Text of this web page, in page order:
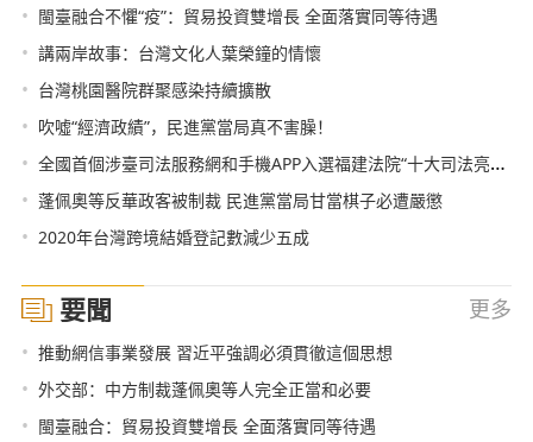
• 閩臺融合不懼“疫”：貿易投資雙增長 全面落實同等待遇
• 講兩岸故事：台灣文化人葉榮鐘的情懷
• 台灣桃園醫院群聚感染持續擴散
• 吹噓“經濟政績”，民進黨當局真不害臊！
• 全國首個涉臺司法服務網和手機APP入選福建法院“十大司法亮點工作”
• 蓬佩奧等反華政客被制裁 民進黨當局甘當棋子必遭嚴懲
• 2020年台灣跨境結婚登記數減少五成
要聞 更多
• 推動網信事業發展 習近平強調必須貫徹這個思想
• 外交部：中方制裁蓬佩奧等人完全正當和必要
• 閩臺融合：貿易投資雙增長 全面落實同等待遇